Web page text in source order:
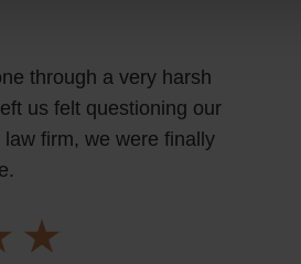
through a very harsh
us felt questioning our
firm, we were finally